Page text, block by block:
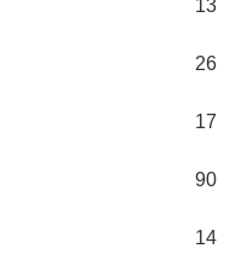
13
26
17
90
14